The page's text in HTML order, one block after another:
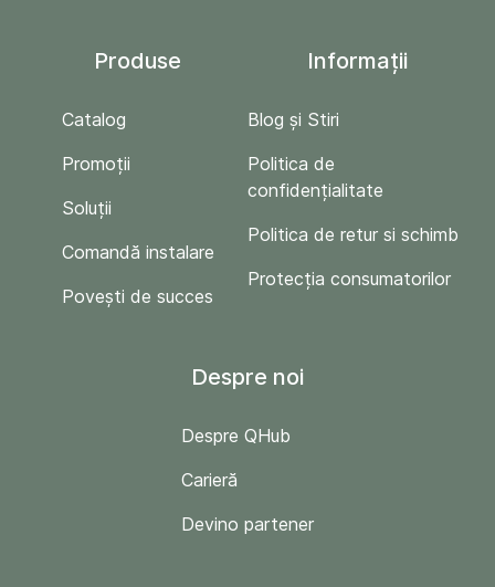
Produse
Catalog
Promoții
Soluții
Comandă instalare
Povești de succes
Informații
Blog și Stiri
Politica de
confidențialitate
Politica de retur si schimb
Protecția consumatorilor
Despre noi
Despre QHub
Carieră
Devino partener